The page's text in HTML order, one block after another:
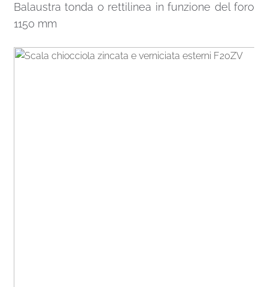
Balaustra tonda o rettilinea in funzione del foro
1150 mm